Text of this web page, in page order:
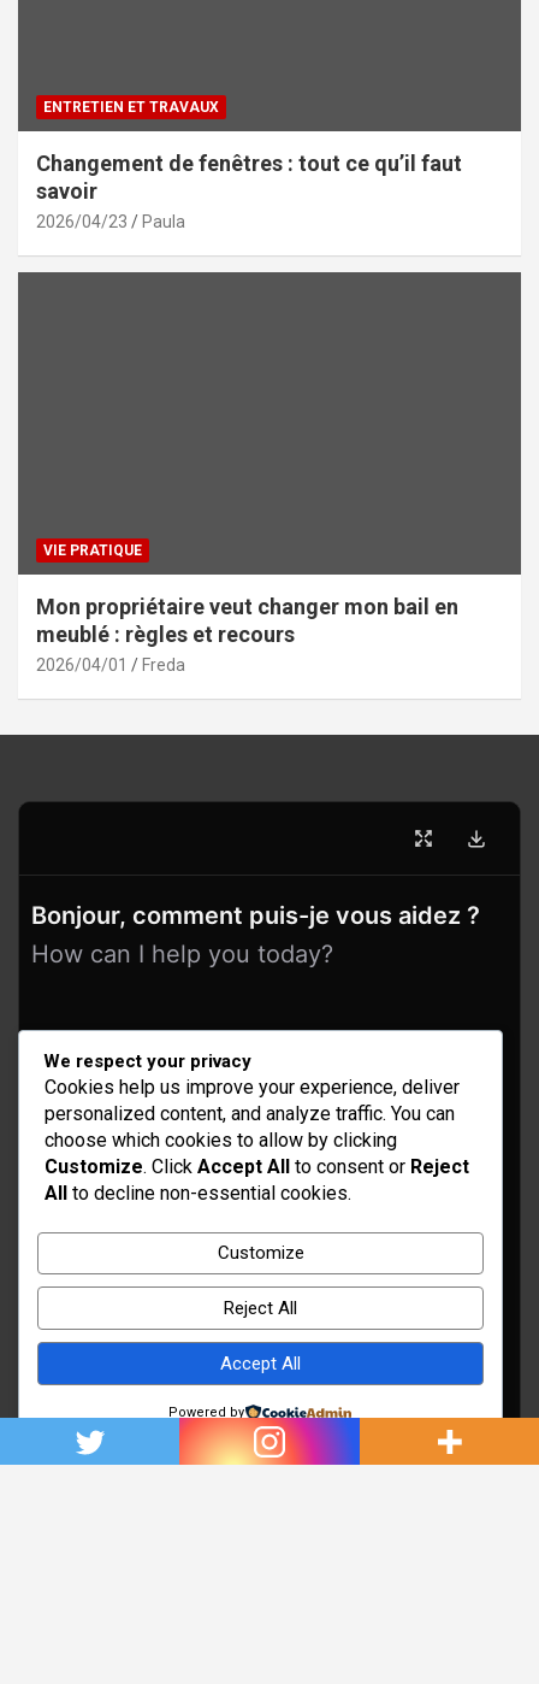
ENTRETIEN ET TRAVAUX
Changement de fenêtres : tout ce qu’il faut
savoir
2026/04/23 Paula
VIE PRATIQUE
Mon propriétaire veut changer mon bail en
meublé : règles et recours
2026/04/01 Freda
Bonjour, comment puis-je vous aidez ?
How can I help you today?
Idées d’aménagement et déco
Conseil bricolage et jardinage
Choix d'outillage et de matériaux
We respect your privacy
Cookies help us improve your experience, deliver
personalized content, and analyze traffic. You can
choose which cookies to allow by clicking
Customize. Click Accept All to consent or Reject
All to decline non-essential cookies.
Customize
Reject All
Accept All
Powered by